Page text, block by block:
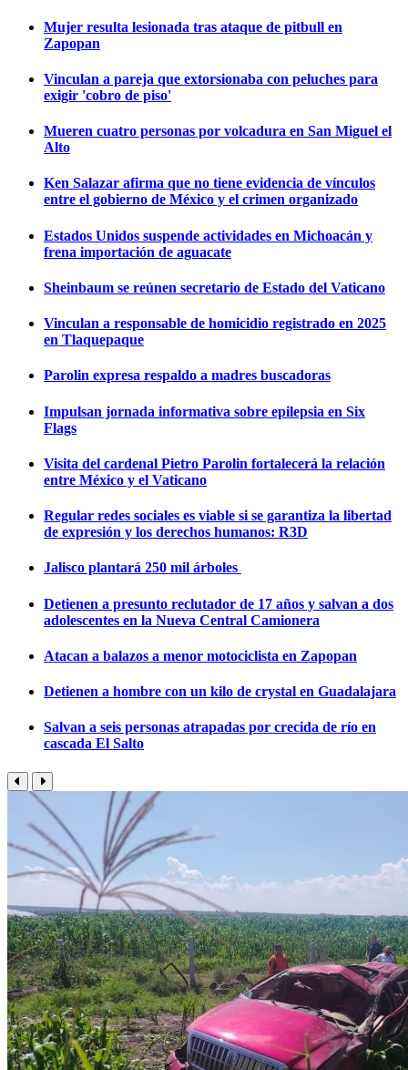
Mujer resulta lesionada tras ataque de pitbull en
Zapopan
Vinculan a pareja que extorsionaba con peluches para
exigir 'cobro de piso'
Mueren cuatro personas por volcadura en San Miguel el
Alto
Ken Salazar afirma que no tiene evidencia de vínculos
entre el gobierno de México y el crimen organizado
Estados Unidos suspende actividades en Michoacán y
frena importación de aguacate
Sheinbaum se reúnen secretario de Estado del Vaticano
Vinculan a responsable de homicidio registrado en 2025
en Tlaquepaque
Parolin expresa respaldo a madres buscadoras
Impulsan jornada informativa sobre epilepsia en Six
Flags
Visita del cardenal Pietro Parolin fortalecerá la relación
entre México y el Vaticano
Regular redes sociales es viable si se garantiza la libertad
de expresión y los derechos humanos: R3D
Jalisco plantará 250 mil árboles
Detienen a presunto reclutador de 17 años y salvan a dos
adolescentes en la Nueva Central Camionera
Atacan a balazos a menor motociclista en Zapopan
Detienen a hombre con un kilo de crystal en Guadalajara
Salvan a seis personas atrapadas por crecida de río en
cascada El Salto